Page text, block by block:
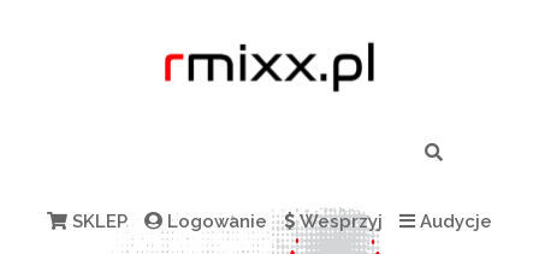
SKLEP Logowanie Wesprzyj Audycje